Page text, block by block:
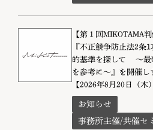
【第１回MIKOTAMA判
『不正競争防止法2条
的基準を探して ～最
を参考に～』を開催し
【2026年8月20日（木
お知らせ
事務所主催/共催セ